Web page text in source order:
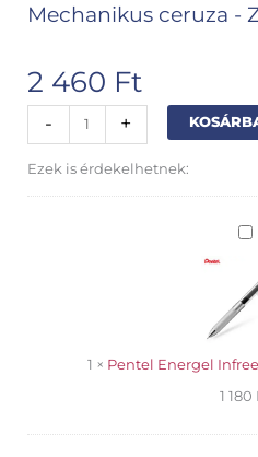
Mechanikus ceruza -
2 460 Ft
-
ceruza
05
+
Ezek is érdekelhetnek:
04
1 × Pentel Energel
1 180